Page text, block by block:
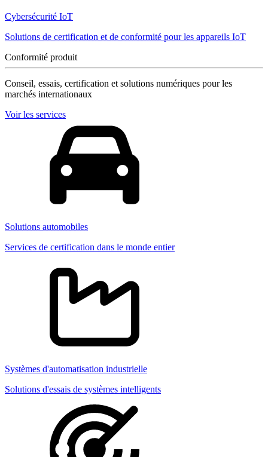
Cybersécurité IoT
Solutions de certification et de conformité pour les appareils IoT
Conformité produit
Conseil, essais, certification et solutions numériques pour les
marchés internationaux
Voir les services
Solutions automobiles
Services de certification dans le monde entier
Systèmes d'automatisation industrielle
Solutions d'essais de systèmes intelligents